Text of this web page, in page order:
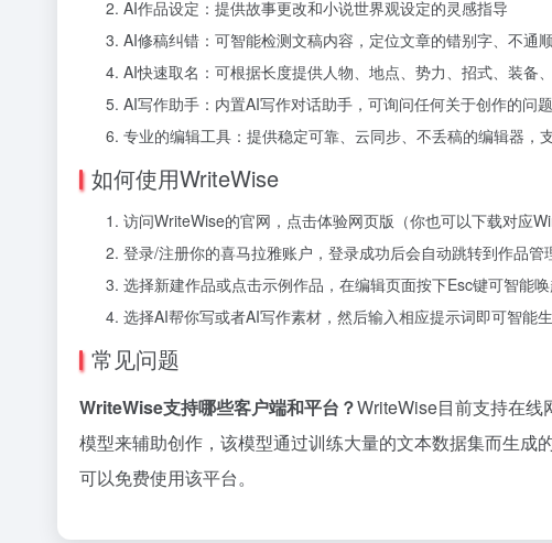
AI作品设定：提供故事更改和小说世界观设定的灵感指导
AI修稿纠错：可智能检测文稿内容，定位文章的错别字、不通
AI快速取名：可根据长度提供人物、地点、势力、招式、装备
AI写作助手：内置AI写作对话助手，可询问任何关于创作的问题
专业的编辑工具：提供稳定可靠、云同步、不丢稿的编辑器，
如何使用WriteWise
访问WriteWise的官网，点击体验网页版（你也可以下载对应
登录/注册你的喜马拉雅账户，登录成功后会自动跳转到作品管
选择新建作品或点击示例作品，在编辑页面按下Esc键可智能
选择AI帮你写或者AI写作素材，然后输入相应提示词即可智能
常见问题
WriteWise支持哪些客户端和平台？WriteWise目前支持在线
模型来辅助创作，该模型通过训练大量的文本数据集而生成
可以免费使用该平台。